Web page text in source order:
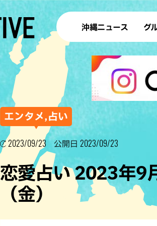
沖縄ニュース グ
ラ
テイ
すし
ステー
その他
エンタメ,占い
2023/09/23 公開日 2023/09/23
恋愛占い 2023年9
（金）